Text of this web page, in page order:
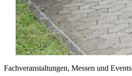
Fachveranstaltungen, Messen und Events